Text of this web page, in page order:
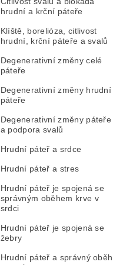
hrudní a krční páteře
Klíště, borelióza, citlivost
hrudní, krční páteře a svalů
Degenerativní změny celé
páteře
Degenerativní změny hrudní
páteře
Degenerativní změny páteře
a podpora svalů
Hrudní páteř a srdce
Hrudní páteř a stres
Hrudní páteř je spojená se
správným oběhem krve v
srdci
Hrudní páteř je spojená se
žebry
Hrudní páteř a správný oběh